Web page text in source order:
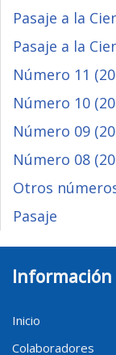
Pasaje a la
Pasaje a la
Número 11
Número 10
Número 09
Número 08
Otros
Pasaje
Información
Inicio
Colaboradores